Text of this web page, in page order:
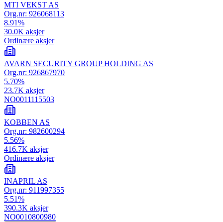
MTI VEKST AS
Org.nr: 926068113
8.91%
30.0K aksjer
Ordinære aksjer
AVARN SECURITY GROUP HOLDING AS
Org.nr: 926867970
5.70%
23.7K aksjer
NO0011115503
KOBBEN AS
Org.nr: 982600294
5.56%
416.7K aksjer
Ordinære aksjer
INAPRIL AS
Org.nr: 911997355
5.51%
390.3K aksjer
NO0010800980